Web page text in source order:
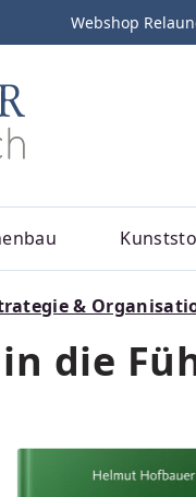
springen
Webshop
&
die